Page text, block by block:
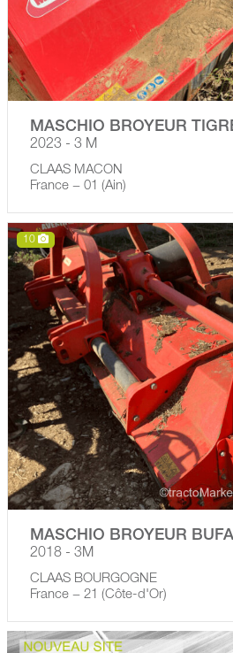
MASCHIO BROYEUR
2023 - 3 M
CLAAS MACON
France − 01 (Ain)
10
MASCHIO BROYEUR
2018 - 3M
CLAAS BOURGOGNE
France − 21 (Côte-d'Or)